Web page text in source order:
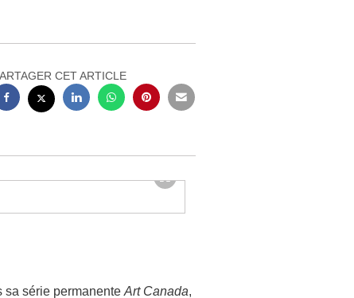
CET ARTICLE
sa série permanente Art Canada,